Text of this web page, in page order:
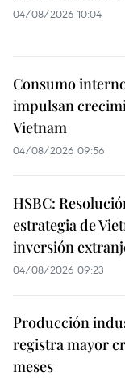
04/08/2026 10:04
Consumo
impulsan
Vietnam
04/08/2026 09:56
HSBC:
estrategia de
inversión
04/08/2026 09:23
Producción
registra mayor
meses